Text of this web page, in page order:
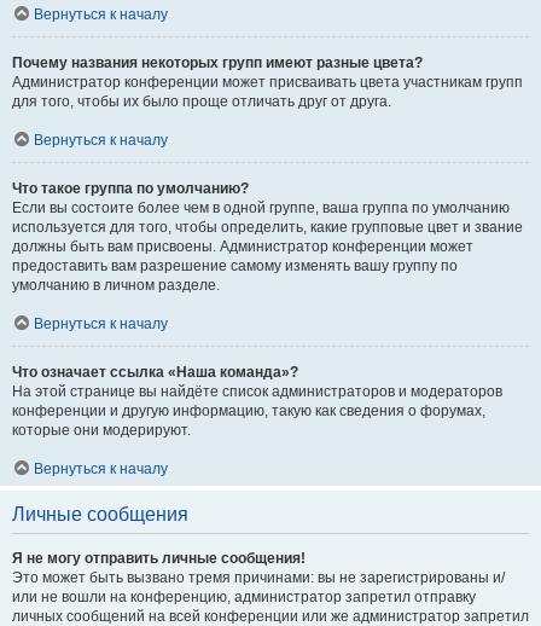
Вернуться к началу
Почему названия некоторых групп имеют разные цвета?
Администратор конференции может присваивать цвета участникам групп
для того, чтобы их было проще отличать друг от друга.
Вернуться к началу
Что такое группа по умолчанию?
Если вы состоите более чем в одной группе, ваша группа по умолчанию
используется для того, чтобы определить, какие групповые цвет и звание
должны быть вам присвоены. Администратор конференции может
предоставить вам разрешение самому изменять вашу группу по
умолчанию в личном разделе.
Вернуться к началу
Что означает ссылка «Наша команда»?
На этой странице вы найдёте список администраторов и модераторов
конференции и другую информацию, такую как сведения о форумах,
которые они модерируют.
Вернуться к началу
Личные сообщения
Я не могу отправить личные сообщения!
Это может быть вызвано тремя причинами: вы не зарегистрированы и/
или не вошли на конференцию, администратор запретил отправку
личных сообщений на всей конференции или же администратор запретил